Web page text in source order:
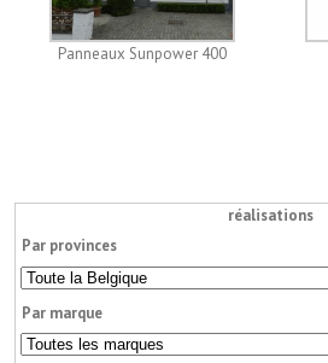
Panneaux Sunpower 400
réalisations
Par provinces
Par marque